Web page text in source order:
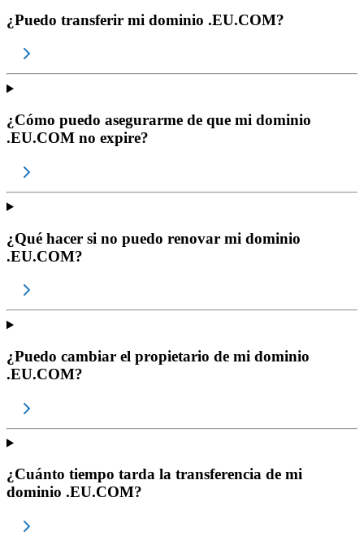
¿Puedo transferir mi dominio .EU.COM?
¿Cómo puedo asegurarme de que mi dominio
.EU.COM no expire?
¿Qué hacer si no puedo renovar mi dominio
.EU.COM?
¿Puedo cambiar el propietario de mi dominio
.EU.COM?
¿Cuánto tiempo tarda la transferencia de mi
dominio .EU.COM?